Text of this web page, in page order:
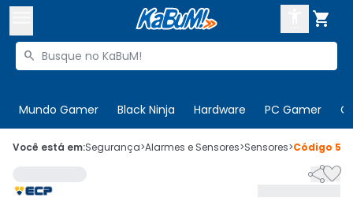

Buscar produtos

Mundo Gamer Black Ninja Hardware PC Gamer
 Olá. Acesse sua conta
Você está em:Segurança>Alarmes e Sensores>Sensores>Código
